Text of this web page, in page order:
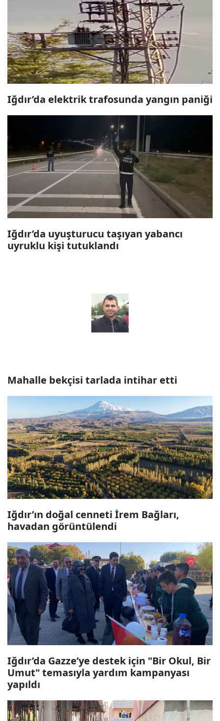
Iğdır’da elektrik trafosunda yangın paniği
Iğdır’da uyuşturucu taşıyan yabancı
uyruklu kişi tutuklandı
Mahalle bekçisi tarlada intihar etti
Iğdır’ın doğal cenneti İrem Bağları,
havadan görüntülendi
Iğdır’da Gazze’ye destek için "Bir Okul, Bir
Umut" temasıyla yardım kampanyası
yapıldı